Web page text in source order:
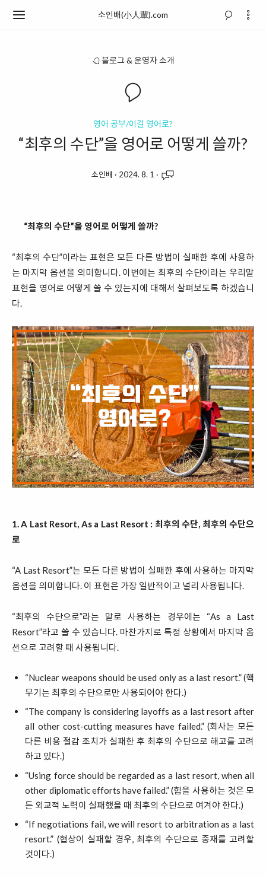
소인배(小人輩).com
블로그 & 운영자 소개
영어 공부/이걸 영어로?
“최후의 수단”을 영어로 어떻게 쓸까?
소인배 · 2024. 8. 1 ·
“최후의 수단”을 영어로 어떻게 쓸까?
“최후의 수단”이라는 표현은 모든 다른 방법이 실패한 후에 사용하
는 마지막 옵션을 의미합니다. 이번에는 최후의 수단이라는 우리말
표현을 영어로 어떻게 쓸 수 있는지에 대해서 살펴보도록 하겠습니
다.
1. A Last Resort, As a Last Resort : 최후의 수단, 최후의 수단으
로
“A Last Resort”는 모든 다른 방법이 실패한 후에 사용하는 마지막
옵션을 의미합니다. 이 표현은 가장 일반적이고 널리 사용됩니다.
“최후의 수단으로”라는 말로 사용하는 경우에는 “As a Last
Resort”라고 쓸 수 있습니다. 마찬가지로 특정 상황에서 마지막 옵
션으로 고려할 때 사용됩니다.
“Nuclear weapons should be used only as a last resort.” (핵
무기는 최후의 수단으로만 사용되어야 한다.)
“The company is considering layoffs as a last resort after
all other cost-cutting measures have failed.” (회사는 모든
다른 비용 절감 조치가 실패한 후 최후의 수단으로 해고를 고려
하고 있다.)
“Using force should be regarded as a last resort, when all
other diplomatic efforts have failed.” (힘을 사용하는 것은 모
든 외교적 노력이 실패했을 때 최후의 수단으로 여겨야 한다.)
“If negotiations fail, we will resort to arbitration as a last
resort.” (협상이 실패할 경우, 최후의 수단으로 중재를 고려할
것이다.)